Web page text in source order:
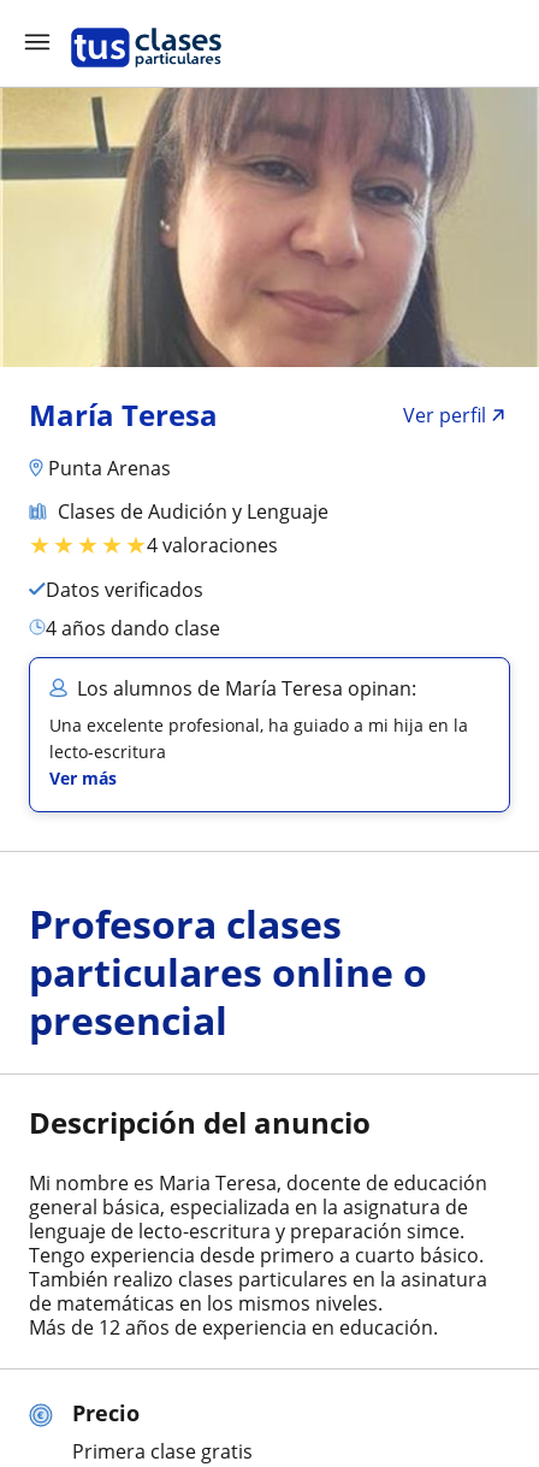
María Teresa
Ver perfil
Punta Arenas
Clases de Audición y Lenguaje
★★★★★4 valoraciones
Datos verificados
4 años dando clase
Los alumnos de María Teresa opinan:
Una excelente profesional, ha guiado a mi hija en la
lecto-escritura
Ver más
Precio
Primera clase gratis
Profesora clases
particulares online o
presencial
Descripción del anuncio
Mi nombre es Maria Teresa, docente de educación
general básica, especializada en la asignatura de
lenguaje de lecto-escritura y preparación simce.
Tengo experiencia desde primero a cuarto básico.
También realizo clases particulares en la asinatura
de matemáticas en los mismos niveles.
Más de 12 años de experiencia en educación.